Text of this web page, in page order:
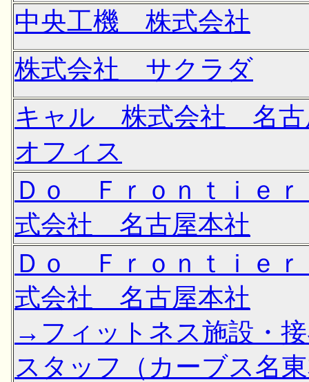
中央工機 株式会社
株式会社 サクラダ
キャル 株式会社 名古
オフィス
Ｄｏ Ｆｒｏｎｔｉｅ
式会社 名古屋本社
Ｄｏ Ｆｒｏｎｔｉｅ
式会社 名古屋本社
→フィットネス施設・
スタッフ（カーブス名